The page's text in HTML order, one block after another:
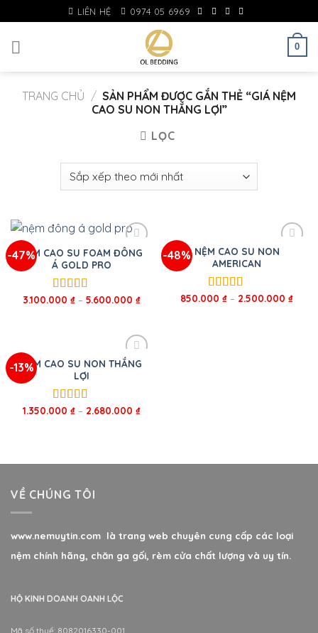
to
content
LIÊN HỆ 0974 05 6969
0
TRANG CHỦ / SẢN PHẨM ĐƯỢC GẮN THẺ “GIÁ NỆM
CAO SU NON THẮNG LỢI”
LỌC
-47%
NỆM CAO SU FOAM ĐÔNG
Á GOLD PRO
Được xếp
3.100.000 ₫– 5.600.000 ₫
-48% NỆM CAO SU NON
AMERICAN
Được xếp
850.000 ₫ – 2.500.000 ₫
-13%NỆM CAO SU NON THẮNG
LỢI
Được xếp
1.350.000 ₫– 2.680.000 ₫
VỀ CHÚNG TÔI
www.nemuytin.com là trang web chuyên cung cấp các loại
nệm chính hãng, chăn ga gối, rèm cửa chất lượng và uy tín.
HỘ KINH DOANH OANH LỘC
Mã số thuế: 8082016330-001